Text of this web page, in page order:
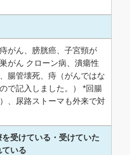
がん、膀胱癌、子宮頸が
がん クローン病、潰瘍性
腸管壊死、痔（がんではな
で記入しました。） *回腸
、尿路ストーマも外来で対
受けている・受けていた
いる